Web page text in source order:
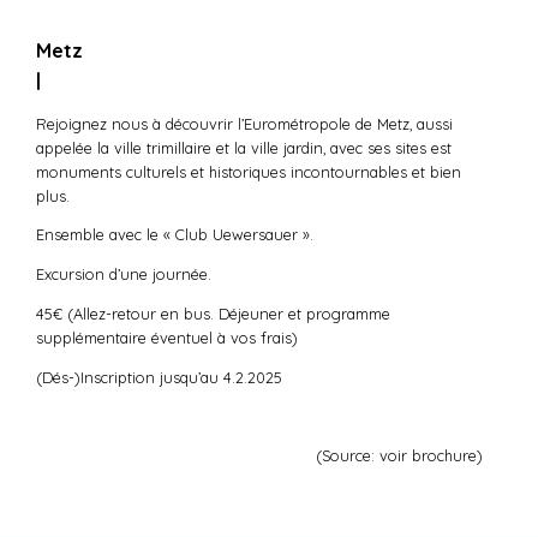
Metz
|
Rejoignez nous à découvrir l’Eurométropole de Metz, aussi
appelée la ville trimillaire et la ville jardin, avec ses sites est
monuments culturels et historiques incontournables et bien
plus.
Ensemble avec le « Club Uewersauer ».
Excursion d’une journée.
45€ (Allez-retour en bus. Déjeuner et programme
supplémentaire éventuel à vos frais)
(Dés-)Inscription jusqu’au 4.2.2025
(Source: voir brochure)